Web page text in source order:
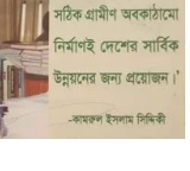
প্রফেসর
করছেন?
এলজিইডি চিফ
রিটায়ারস